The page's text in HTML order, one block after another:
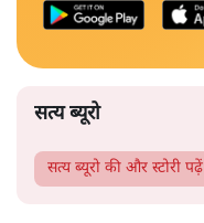
सत्य ब्यूरो
सत्य ब्यूरो की और स्टोरी पढ़ें